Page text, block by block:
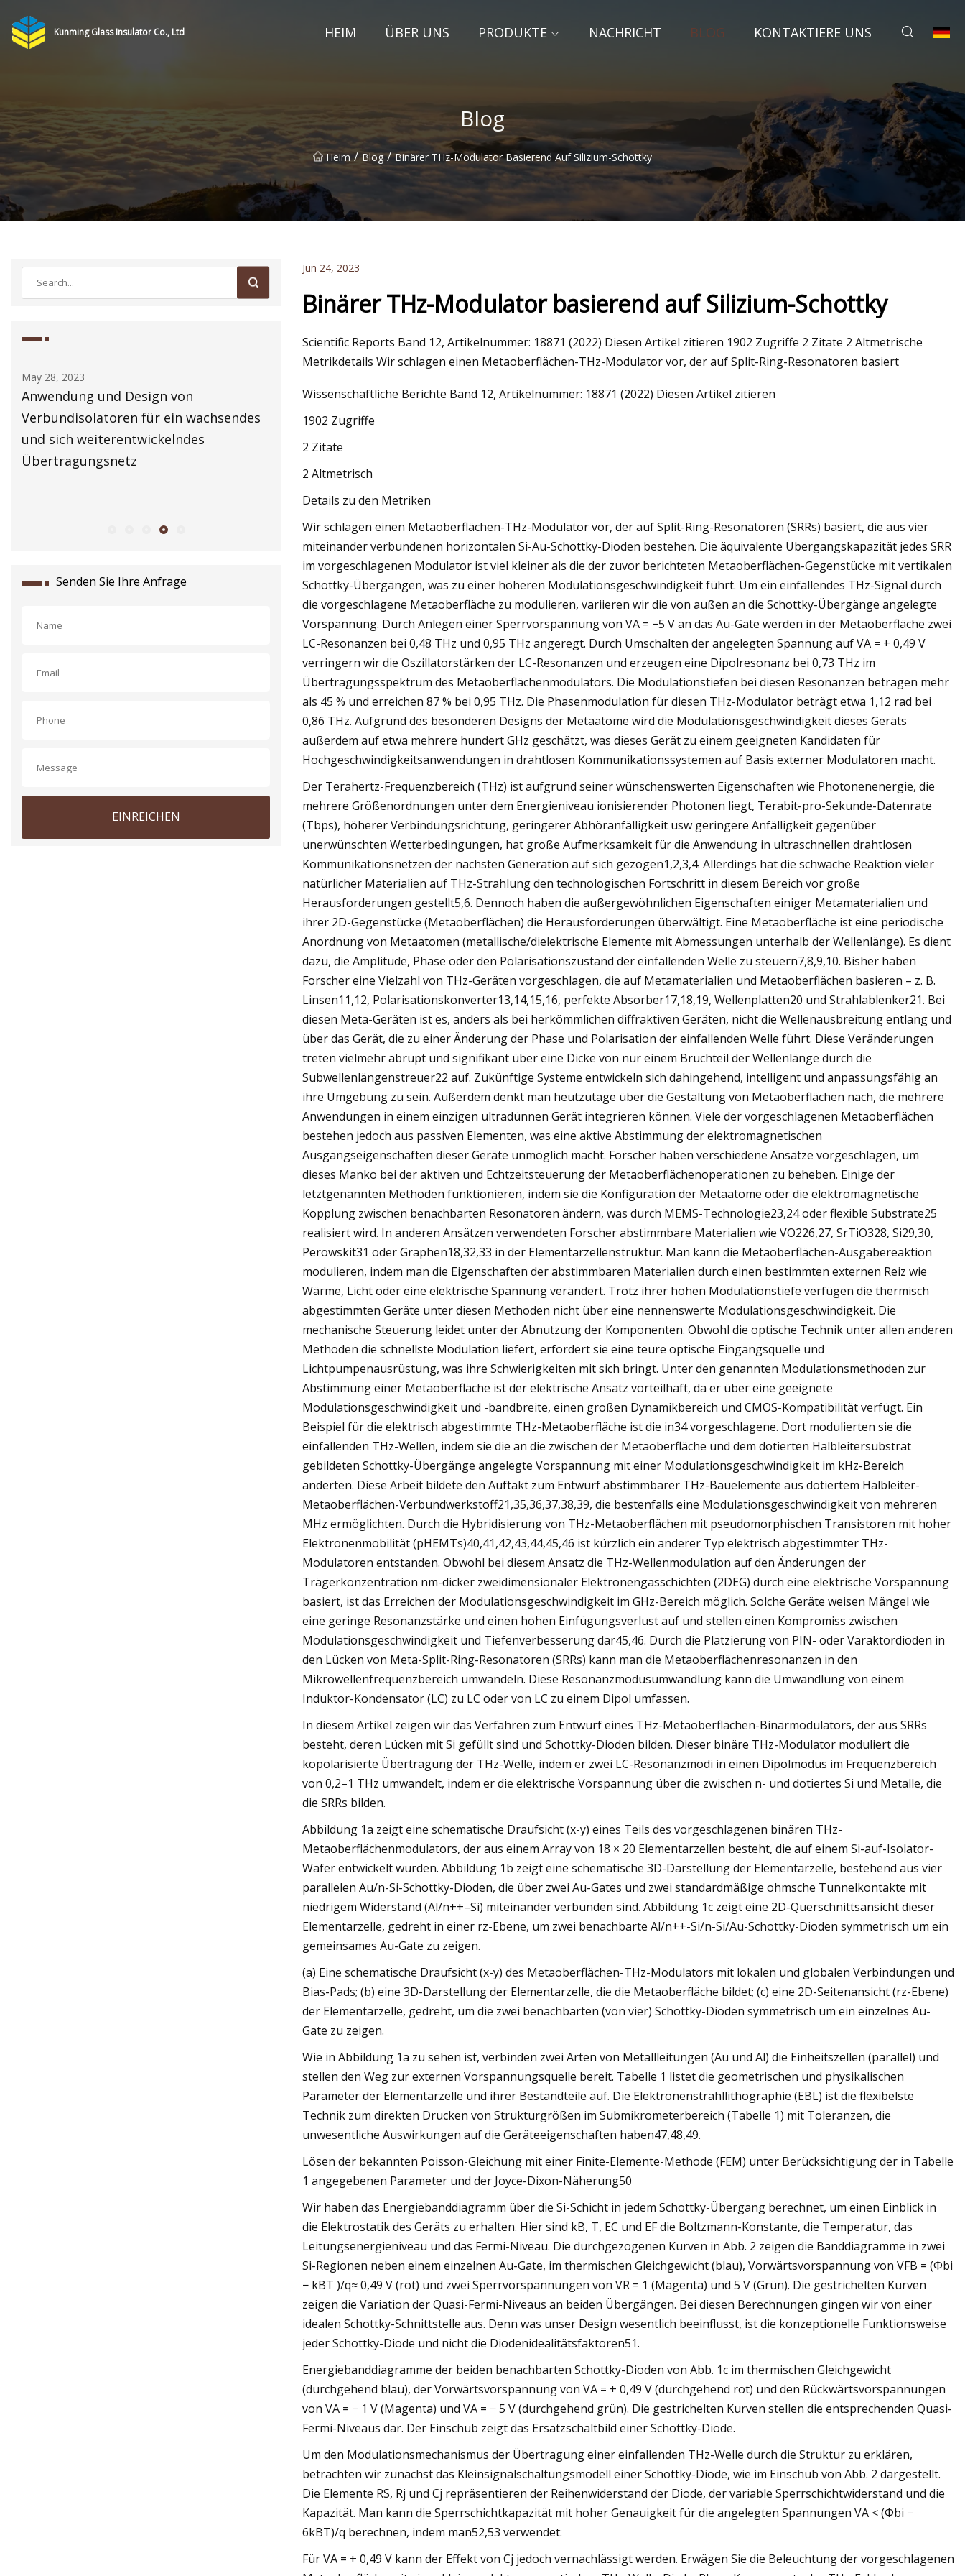
Kunming Glass Insulator Co., Ltd HEIM ÜBER UNS PRODUKTE NACHRICHT BLOG KONTAKTIERE UNS
Blog
Heim / Blog / Binärer THz-Modulator Basierend Auf Silizium-Schottky
und Design von
für ein wachsendes
Erweiterung von quasi
Optimierung der seismischen Leistung
Senden Sie Ihre Anfrage
EINREICHEN
Jun 24, 2023
Binärer THz-Modulator basierend auf Silizium-Schottky
Scientific Reports Band 12, Artikelnummer: 18871 (2022) Diesen Artikel zitieren 1902 Zugriffe 2 Zitate 2 Altmetrische
Metrikdetails Wir schlagen einen Metaoberflächen-THz-Modulator vor, der auf Split-Ring-Resonatoren basiert
Wissenschaftliche Berichte Band 12, Artikelnummer: 18871 (2022) Diesen Artikel zitieren
1902 Zugriffe
2 Zitate
2 Altmetrisch
Details zu den Metriken
Wir schlagen einen Metaoberflächen-THz-Modulator vor, der auf Split-Ring-Resonatoren (SRRs) basiert, die aus vier
miteinander verbundenen horizontalen Si-Au-Schottky-Dioden bestehen. Die äquivalente Übergangskapazität jedes SRR
im vorgeschlagenen Modulator ist viel kleiner als die der zuvor berichteten Metaoberflächen-Gegenstücke mit vertikalen
Schottky-Übergängen, was zu einer höheren Modulationsgeschwindigkeit führt. Um ein einfallendes THz-Signal durch
die vorgeschlagene Metaoberfläche zu modulieren, variieren wir die von außen an die Schottky-Übergänge angelegte
Vorspannung. Durch Anlegen einer Sperrvorspannung von VA = −5 V an das Au-Gate werden in der Metaoberfläche zwei
LC-Resonanzen bei 0,48 THz und 0,95 THz angeregt. Durch Umschalten der angelegten Spannung auf VA = + 0,49 V
verringern wir die Oszillatorstärken der LC-Resonanzen und erzeugen eine Dipolresonanz bei 0,73 THz im
Übertragungsspektrum des Metaoberflächenmodulators. Die Modulationstiefen bei diesen Resonanzen betragen mehr
als 45 % und erreichen 87 % bei 0,95 THz. Die Phasenmodulation für diesen THz-Modulator beträgt etwa 1,12 rad bei
0,86 THz. Aufgrund des besonderen Designs der Metaatome wird die Modulationsgeschwindigkeit dieses Geräts
außerdem auf etwa mehrere hundert GHz geschätzt, was dieses Gerät zu einem geeigneten Kandidaten für
Hochgeschwindigkeitsanwendungen in drahtlosen Kommunikationssystemen auf Basis externer Modulatoren macht.
Der Terahertz-Frequenzbereich (THz) ist aufgrund seiner wünschenswerten Eigenschaften wie Photonenenergie, die
mehrere Größenordnungen unter dem Energieniveau ionisierender Photonen liegt, Terabit-pro-Sekunde-Datenrate
(Tbps), höherer Verbindungsrichtung, geringerer Abhöranfälligkeit usw geringere Anfälligkeit gegenüber
unerwünschten Wetterbedingungen, hat große Aufmerksamkeit für die Anwendung in ultraschnellen drahtlosen
Kommunikationsnetzen der nächsten Generation auf sich gezogen1,2,3,4. Allerdings hat die schwache Reaktion vieler
natürlicher Materialien auf THz-Strahlung den technologischen Fortschritt in diesem Bereich vor große
Herausforderungen gestellt5,6. Dennoch haben die außergewöhnlichen Eigenschaften einiger Metamaterialien und
ihrer 2D-Gegenstücke (Metaoberflächen) die Herausforderungen überwältigt. Eine Metaoberfläche ist eine periodische
Anordnung von Metaatomen (metallische/dielektrische Elemente mit Abmessungen unterhalb der Wellenlänge). Es dient
dazu, die Amplitude, Phase oder den Polarisationszustand der einfallenden Welle zu steuern7,8,9,10. Bisher haben
Forscher eine Vielzahl von THz-Geräten vorgeschlagen, die auf Metamaterialien und Metaoberflächen basieren – z. B.
Linsen11,12, Polarisationskonverter13,14,15,16, perfekte Absorber17,18,19, Wellenplatten20 und Strahlablenker21. Bei
diesen Meta-Geräten ist es, anders als bei herkömmlichen diffraktiven Geräten, nicht die Wellenausbreitung entlang und
über das Gerät, die zu einer Änderung der Phase und Polarisation der einfallenden Welle führt. Diese Veränderungen
treten vielmehr abrupt und signifikant über eine Dicke von nur einem Bruchteil der Wellenlänge durch die
Subwellenlängenstreuer22 auf. Zukünftige Systeme entwickeln sich dahingehend, intelligent und anpassungsfähig an
ihre Umgebung zu sein. Außerdem denkt man heutzutage über die Gestaltung von Metaoberflächen nach, die mehrere
Anwendungen in einem einzigen ultradünnen Gerät integrieren können. Viele der vorgeschlagenen Metaoberflächen
bestehen jedoch aus passiven Elementen, was eine aktive Abstimmung der elektromagnetischen
Ausgangseigenschaften dieser Geräte unmöglich macht. Forscher haben verschiedene Ansätze vorgeschlagen, um
dieses Manko bei der aktiven und Echtzeitsteuerung der Metaoberflächenoperationen zu beheben. Einige der
letztgenannten Methoden funktionieren, indem sie die Konfiguration der Metaatome oder die elektromagnetische
Kopplung zwischen benachbarten Resonatoren ändern, was durch MEMS-Technologie23,24 oder flexible Substrate25
realisiert wird. In anderen Ansätzen verwendeten Forscher abstimmbare Materialien wie VO226,27, SrTiO328, Si29,30,
Perowskit31 oder Graphen18,32,33 in der Elementarzellenstruktur. Man kann die Metaoberflächen-Ausgabereaktion
modulieren, indem man die Eigenschaften der abstimmbaren Materialien durch einen bestimmten externen Reiz wie
Wärme, Licht oder eine elektrische Spannung verändert. Trotz ihrer hohen Modulationstiefe verfügen die thermisch
abgestimmten Geräte unter diesen Methoden nicht über eine nennenswerte Modulationsgeschwindigkeit. Die
mechanische Steuerung leidet unter der Abnutzung der Komponenten. Obwohl die optische Technik unter allen anderen
Methoden die schnellste Modulation liefert, erfordert sie eine teure optische Eingangsquelle und
Lichtpumpenausrüstung, was ihre Schwierigkeiten mit sich bringt. Unter den genannten Modulationsmethoden zur
Abstimmung einer Metaoberfläche ist der elektrische Ansatz vorteilhaft, da er über eine geeignete
Modulationsgeschwindigkeit und -bandbreite, einen großen Dynamikbereich und CMOS-Kompatibilität verfügt. Ein
Beispiel für die elektrisch abgestimmte THz-Metaoberfläche ist die in34 vorgeschlagene. Dort modulierten sie die
einfallenden THz-Wellen, indem sie die an die zwischen der Metaoberfläche und dem dotierten Halbleitersubstrat
gebildeten Schottky-Übergänge angelegte Vorspannung mit einer Modulationsgeschwindigkeit im kHz-Bereich
änderten. Diese Arbeit bildete den Auftakt zum Entwurf abstimmbarer THz-Bauelemente aus dotiertem Halbleiter-
Metaoberflächen-Verbundwerkstoff21,35,36,37,38,39, die bestenfalls eine Modulationsgeschwindigkeit von mehreren
MHz ermöglichten. Durch die Hybridisierung von THz-Metaoberflächen mit pseudomorphischen Transistoren mit hoher
Elektronenmobilität (pHEMTs)40,41,42,43,44,45,46 ist kürzlich ein anderer Typ elektrisch abgestimmter THz-
Modulatoren entstanden. Obwohl bei diesem Ansatz die THz-Wellenmodulation auf den Änderungen der
Trägerkonzentration nm-dicker zweidimensionaler Elektronengasschichten (2DEG) durch eine elektrische Vorspannung
basiert, ist das Erreichen der Modulationsgeschwindigkeit im GHz-Bereich möglich. Solche Geräte weisen Mängel wie
eine geringe Resonanzstärke und einen hohen Einfügungsverlust auf und stellen einen Kompromiss zwischen
Modulationsgeschwindigkeit und Tiefenverbesserung dar45,46. Durch die Platzierung von PIN- oder Varaktordioden in
den Lücken von Meta-Split-Ring-Resonatoren (SRRs) kann man die Metaoberflächenresonanzen in den
Mikrowellenfrequenzbereich umwandeln. Diese Resonanzmodusumwandlung kann die Umwandlung von einem
Induktor-Kondensator (LC) zu LC oder von LC zu einem Dipol umfassen.
In diesem Artikel zeigen wir das Verfahren zum Entwurf eines THz-Metaoberflächen-Binärmodulators, der aus SRRs
besteht, deren Lücken mit Si gefüllt sind und Schottky-Dioden bilden. Dieser binäre THz-Modulator moduliert die
kopolarisierte Übertragung der THz-Welle, indem er zwei LC-Resonanzmodi in einen Dipolmodus im Frequenzbereich
von 0,2–1 THz umwandelt, indem er die elektrische Vorspannung über die zwischen n- und dotiertes Si und Metalle, die
die SRRs bilden.
Abbildung 1a zeigt eine schematische Draufsicht (x-y) eines Teils des vorgeschlagenen binären THz-
Metaoberflächenmodulators, der aus einem Array von 18 × 20 Elementarzellen besteht, die auf einem Si-auf-Isolator-
Wafer entwickelt wurden. Abbildung 1b zeigt eine schematische 3D-Darstellung der Elementarzelle, bestehend aus vier
parallelen Au/n-Si-Schottky-Dioden, die über zwei Au-Gates und zwei standardmäßige ohmsche Tunnelkontakte mit
niedrigem Widerstand (Al/n++–Si) miteinander verbunden sind. Abbildung 1c zeigt eine 2D-Querschnittsansicht dieser
Elementarzelle, gedreht in einer rz-Ebene, um zwei benachbarte Al/n++-Si/n-Si/Au-Schottky-Dioden symmetrisch um ein
gemeinsames Au-Gate zu zeigen.
(a) Eine schematische Draufsicht (x-y) des Metaoberflächen-THz-Modulators mit lokalen und globalen Verbindungen und
Bias-Pads; (b) eine 3D-Darstellung der Elementarzelle, die die Metaoberfläche bildet; (c) eine 2D-Seitenansicht (rz-Ebene)
der Elementarzelle, gedreht, um die zwei benachbarten (von vier) Schottky-Dioden symmetrisch um ein einzelnes Au-
Gate zu zeigen.
Wie in Abbildung 1a zu sehen ist, verbinden zwei Arten von Metallleitungen (Au und Al) die Einheitszellen (parallel) und
stellen den Weg zur externen Vorspannungsquelle bereit. Tabelle 1 listet die geometrischen und physikalischen
Parameter der Elementarzelle und ihrer Bestandteile auf. Die Elektronenstrahllithographie (EBL) ist die flexibelste
Technik zum direkten Drucken von Strukturgrößen im Submikrometerbereich (Tabelle 1) mit Toleranzen, die
unwesentliche Auswirkungen auf die Geräteeigenschaften haben47,48,49.
Lösen der bekannten Poisson-Gleichung mit einer Finite-Elemente-Methode (FEM) unter Berücksichtigung der in Tabelle
1 angegebenen Parameter und der Joyce-Dixon-Näherung50
Wir haben das Energiebanddiagramm über die Si-Schicht in jedem Schottky-Übergang berechnet, um einen Einblick in
die Elektrostatik des Geräts zu erhalten. Hier sind kB, T, EC und EF die Boltzmann-Konstante, die Temperatur, das
Leitungsenergieniveau und das Fermi-Niveau. Die durchgezogenen Kurven in Abb. 2 zeigen die Banddiagramme in zwei
Si-Regionen neben einem einzelnen Au-Gate, im thermischen Gleichgewicht (blau), Vorwärtsvorspannung von VFB = (Φbi
− kBT )/q≈ 0,49 V (rot) und zwei Sperrvorspannungen von VR = 1 (Magenta) und 5 V (Grün). Die gestrichelten Kurven
zeigen die Variation der Quasi-Fermi-Niveaus an beiden Übergängen. Bei diesen Berechnungen gingen wir von einer
idealen Schottky-Schnittstelle aus. Denn was unser Design wesentlich beeinflusst, ist die konzeptionelle Funktionsweise
jeder Schottky-Diode und nicht die Diodenidealitätsfaktoren51.
Energiebanddiagramme der beiden benachbarten Schottky-Dioden von Abb. 1c im thermischen Gleichgewicht
(durchgehend blau), der Vorwärtsvorspannung von VA = + 0,49 V (durchgehend rot) und den Rückwärtsvorspannungen
von VA = − 1 V (Magenta) und VA = − 5 V (durchgehend grün). Die gestrichelten Kurven stellen die entsprechenden Quasi-
Fermi-Niveaus dar. Der Einschub zeigt das Ersatzschaltbild einer Schottky-Diode.
Um den Modulationsmechanismus der Übertragung einer einfallenden THz-Welle durch die Struktur zu erklären,
betrachten wir zunächst das Kleinsignalschaltungsmodell einer Schottky-Diode, wie im Einschub von Abb. 2 dargestellt.
Die Elemente RS, Rj und Cj repräsentieren der Reihenwiderstand der Diode, der variable Sperrschichtwiderstand und die
Kapazität. Man kann die Sperrschichtkapazität mit hoher Genauigkeit für die angelegten Spannungen VA < (Φbi −
6kBT)/q berechnen, indem man52,53 verwendet:
Für VA = + 0,49 V kann der Effekt von Cj jedoch vernachlässigt werden. Erwägen Sie die Beleuchtung der vorgeschlagenen